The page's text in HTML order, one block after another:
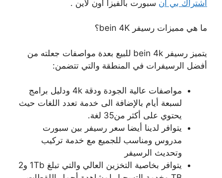
اشتراك بي ان سبورت بالفيزا اون لاين .
ما هي مميزات رسيفر bein 4K؟
يتميز رسيفر bein 4k للبيع بعدة مواصفات جعلته من
أفضل الرسيفرات في المنطقة والتي تتضمن:
مواصفات عالية الجودة ودقة 4k ودليل برامج
لسبعة أيام بالإضافة الى خدمة تعدد اللغات حيث
يحتوي على أكثر من35 لغة.
يتوافر لدينا أيضا سعر رسيفر بين سبورت
مدروس ومناسب للجميع مع خدمة تركيب
وتحديث الرسيفر
يتوافر بخاصية التخزين العالي والتي تبلغ 1Tb و2